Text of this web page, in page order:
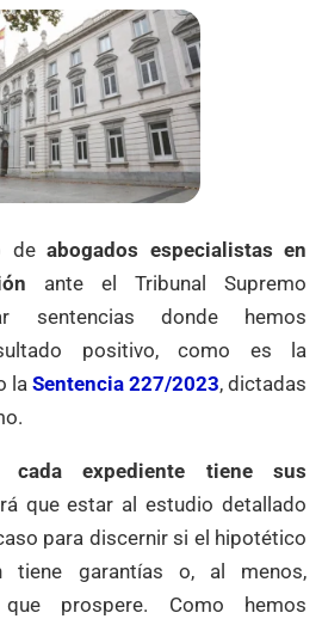
de abogados especialistas en
ante el Tribunal Supremo
sentencias donde hemos
positivo, como es la
laSentencia 227/2023, dictadas
cada expediente tiene sus
que estar al estudio detallado
para discernir si el hipotético
tiene garantías o, al menos,
prospere. Como hemos